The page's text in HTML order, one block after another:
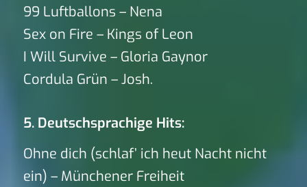
99 Luftballons – Nena
Sex on Fire – Kings of Leon
I Will Survive – Gloria Gaynor
Cordula Grün – Josh.
5. Deutschsprachige Hits:
Ohne dich (schlaf’ ich heut Nacht nicht
ein) – Münchener Freiheit